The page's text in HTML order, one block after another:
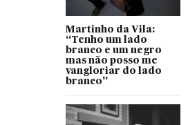
Martinho da Vila:
“Tenho um lado
branco e um negro
mas não posso me
vangloriar do lado
branco”